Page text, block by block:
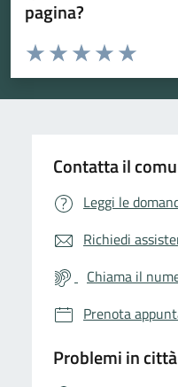
pagina?
Valuta da 1 a 5 stelle la pagina
Valuta 5
Valuta 4
Valuta 3 stelle su
Valuta 2 stelle su 5
Valuta 1 stelle su 5
Contatta il
Leggi le
Richiedi
Chiama il
Prenota
Problemi in città